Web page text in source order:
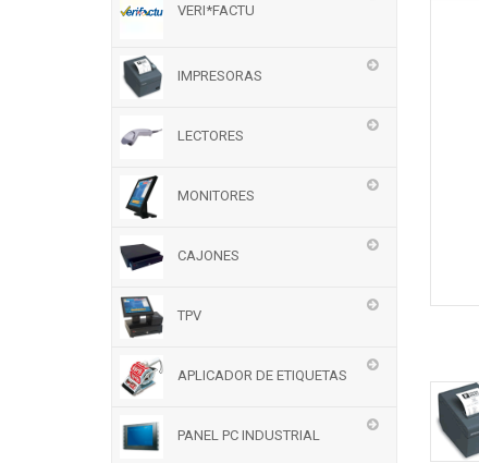
VERI*FACTU
IMPRESORAS
LECTORES
MONITORES
CAJONES
TPV
APLICADOR DE ETIQUETAS
PANEL PC INDUSTRIAL